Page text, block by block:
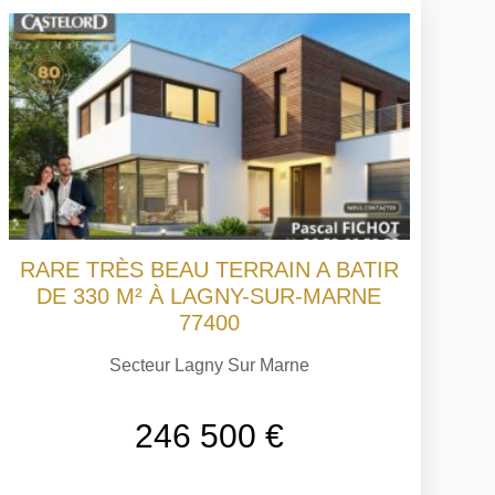
RARE TRÈS BEAU TERRAIN A BATIR
DE 330 M² À LAGNY-SUR-MARNE
77400
Secteur Lagny Sur Marne
246 500 €